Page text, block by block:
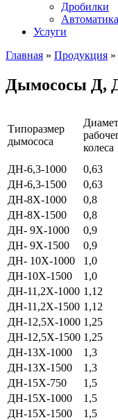
Дробилки
Услуги
Главная » Продукция »
Дымососы Д,
Типоразмер
дымососа
колеса
ДН-6,3-1000
0,63
ДН-6,3-1500
0,63
ДН-8Х-1000
0,8
ДН-8Х-1500
0,8
ДН- 9Х-1000
0,9
ДН- 9Х-1500
0,9
ДН- 10Х-1000
1,0
ДН-10Х-1500
1,0
ДН-11,2Х-1000 1,12
ДН-11,2Х-1500 1,12
ДН-12,5Х-1000 1,25
ДН-12,5Х-1500 1,25
ДН-13Х-1000
1,3
ДН-13Х-1500
1,3
ДН-15Х-750
1,5
ДН-15Х-1000
1,5
ДН-15Х-1500
1,5